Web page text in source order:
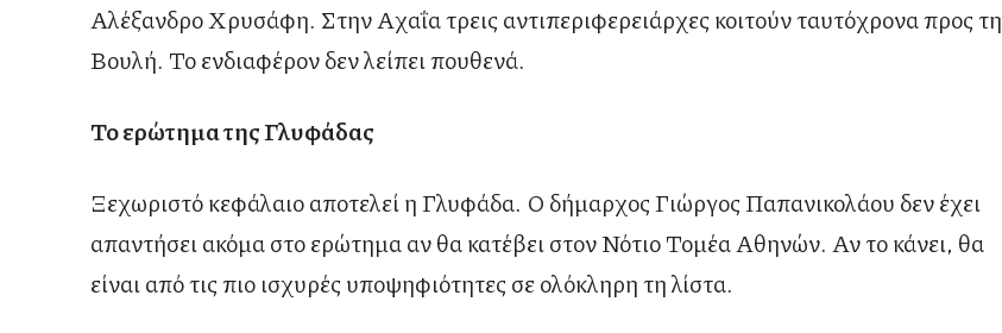
Αλέξανδρο Χρυσάφη. Στην Αχαΐα τρεις αντιπεριφερειάρχες κοιτούν ταυτόχρονα προς τη
Βουλή. Το ενδιαφέρον δεν λείπει πουθενά.
Το ερώτημα της Γλυφάδας
Ξεχωριστό κεφάλαιο αποτελεί η Γλυφάδα. Ο δήμαρχος Γιώργος Παπανικολάου δεν έχει
απαντήσει ακόμα στο ερώτημα αν θα κατέβει στον Νότιο Τομέα Αθηνών. Αν το κάνει, θα
είναι από τις πιο ισχυρές υποψηφιότητες σε ολόκληρη τη λίστα.